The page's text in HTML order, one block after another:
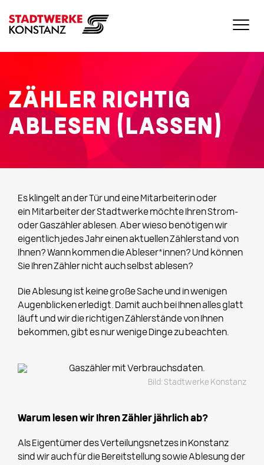
ZÄHLER RICHTIG
ABLESEN (LASSEN)
Es klingelt an der Tür und eine Mitarbeiterin oder
ein Mitarbeiter der Stadtwerke möchte Ihren Strom-
oder Gaszähler ablesen. Aber wieso benötigen wir
eigentlich jedes Jahr einen aktuellen Zählerstand von
Ihnen? Wann kommen die Ableser*innen? Und können
Sie Ihren Zähler nicht auch selbst ablesen?
Die Ablesung ist keine große Sache und in wenigen
Augenblicken erledigt. Damit auch bei Ihnen alles glatt
läuft und wir die richtigen Zählerstände von Ihnen
bekommen, gibt es nur wenige Dinge zu beachten.
Bild: Stadtwerke Konstanz
Warum lesen wir Ihren Zähler jährlich ab?
Als Eigentümer des Verteilungsnetzes in Konstanz
sind wir auch für die Bereitstellung sowie Ablesung der